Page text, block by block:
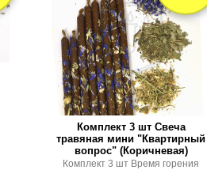
Комплект 3 шт Свеча
травяная мини "Квартирный
вопрос" (Коричневая)
Комплект 3 шт Время горения